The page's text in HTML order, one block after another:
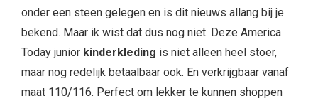
onder een steen gelegen en is dit nieuws allang bij je
bekend. Maar ik wist dat dus nog niet. Deze America
Today junior kinderkleding is niet alleen heel stoer,
maar nog redelijk betaalbaar ook. En verkrijgbaar vanaf
maat 110/116. Perfect om lekker te kunnen shoppen